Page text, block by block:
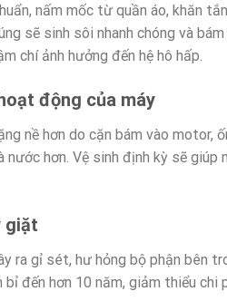
nấm mốc từ quần áo, khăn
sẽ sinh sôi nhanh chóng và
chí ảnh hưởng đến hệ hô hấp.
động của máy
nề hơn do cặn bám vào motor,
nước hơn. Vệ sinh định kỳ sẽ
giặt
ra gỉ sét, hư hỏng bộ phận bên
đến hơn 10 năm, giảm thiểu chi